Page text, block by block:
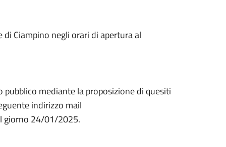
Ciampino negli orari di apertura al
mediante la proposizione di quesiti
indirizzo mail
giorno 24/01/2025.